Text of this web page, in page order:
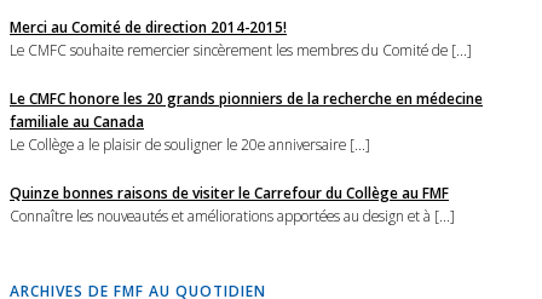
Merci au Comité de direction 2014-2015!
Le CMFC souhaite remercier sincèrement les membres du Comité de [...]
Le CMFC honore les 20 grands pionniers de la recherche en médecine
familiale au Canada
Le Collège a le plaisir de souligner le 20e anniversaire [...]
Quinze bonnes raisons de visiter le Carrefour du Collège au FMF
Connaître les nouveautés et améliorations apportées au design et à [...]
ARCHIVES DE FMF AU QUOTIDIEN